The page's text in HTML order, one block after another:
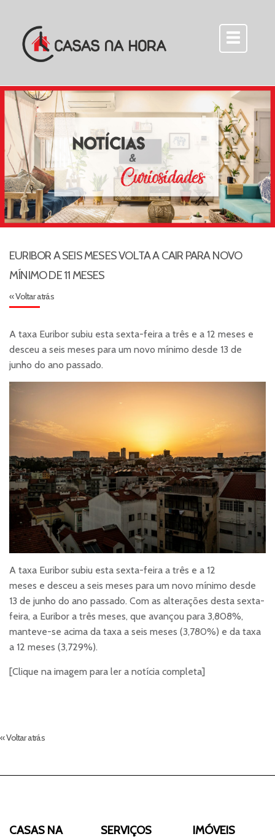
EURIBOR A SEIS MESES VOLTA A CAIR PARA NOVO
MÍNIMO DE 11 MESES
« Voltar atrás
A taxa Euribor subiu esta sexta-feira a três e a 12 meses e
desceu a seis meses para um novo mínimo desde 13 de
junho do ano passado.
A taxa Euribor subiu esta sexta-feira a três e a 12
meses e desceu a seis meses para um novo mínimo desde
13 de junho do ano passado. Com as alterações desta sexta-
feira, a Euribor a três meses, que avançou para 3,808%,
manteve-se acima da taxa a seis meses (3,780%) e da taxa
a 12 meses (3,729%).
[Clique na imagem para ler a notícia completa]
« Voltar atrás
CASAS NA
SERVIÇOS IMÓVEIS